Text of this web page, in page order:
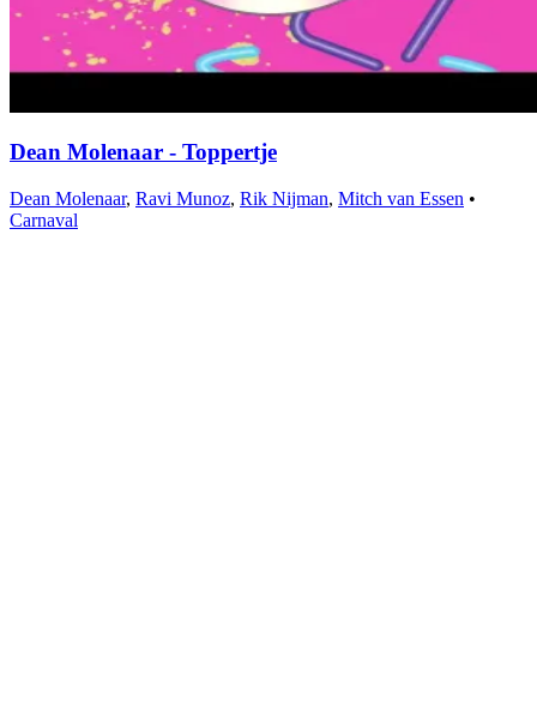
Dean Molenaar - Toppertje
Dean Molenaar, Ravi Munoz, Rik Nijman, Mitch van Essen •
Carnaval